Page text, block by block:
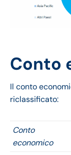
Conto
Il conto
riclassificato:
Conto
economico